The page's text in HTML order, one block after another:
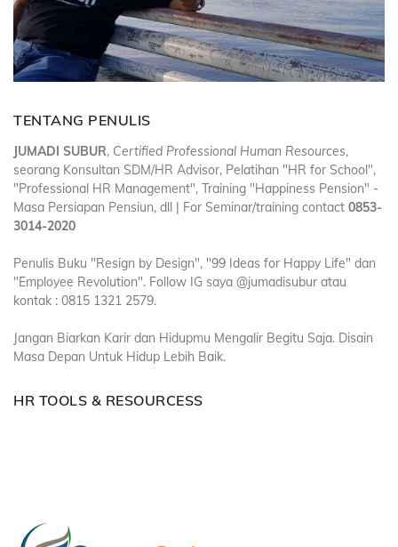
TENTANG PENULIS
JUMADI SUBUR, Certified Professional Human Resources,
seorang Konsultan SDM/HR Advisor, Pelatihan "HR for School",
"Professional HR Management", Training "Happiness Pension" -
Masa Persiapan Pensiun, dll | For Seminar/training contact 0853-
3014-2020
Penulis Buku "Resign by Design", "99 Ideas for Happy Life" dan
"Employee Revolution". Follow IG saya @jumadisubur atau
kontak : 0815 1321 2579.
Jangan Biarkan Karir dan Hidupmu Mengalir Begitu Saja. Disain
Masa Depan Untuk Hidup Lebih Baik.
HR TOOLS & RESOURCESS